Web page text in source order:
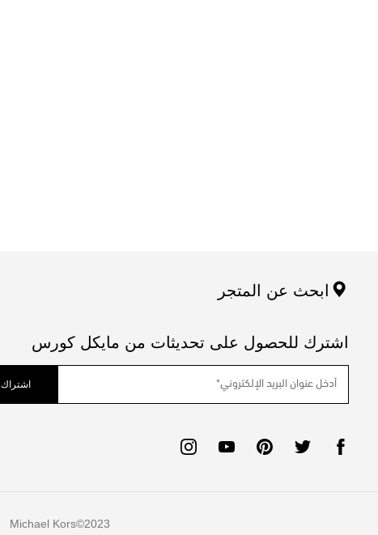
ابحث عن المتجر
اشترك للحصول على تحديثات من مايكل كورس
اشتراك
Michael Kors